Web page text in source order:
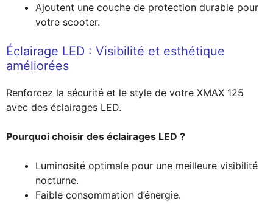
Ajoutent une couche de protection durable pour
votre scooter.
Éclairage LED : Visibilité et esthétique
améliorées
Renforcez la sécurité et le style de votre XMAX 125
avec des éclairages LED.
Pourquoi choisir des éclairages LED ?
Luminosité optimale pour une meilleure visibilité
nocturne.
Faible consommation d’énergie.